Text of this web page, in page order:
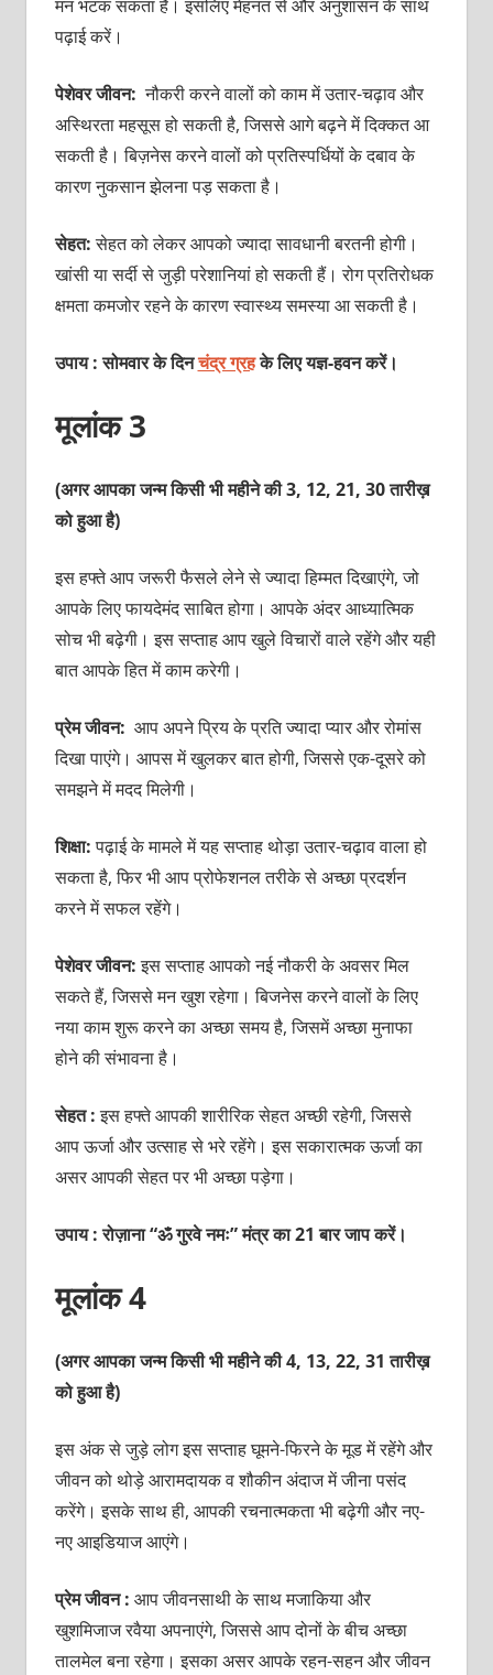
मन भटक सकता है। इसलिए मेहनत से और अनुशासन के साथ
पढ़ाई करें।
पेशेवर जीवन:नौकरी करने वालों को काम में उतार-चढ़ाव और
अस्थिरता महसूस हो सकती है, जिससे आगे बढ़ने में दिक्कत आ
सकती है। बिज़नेस करने वालों को प्रतिस्पर्धियों के दबाव के
कारण नुकसान झेलना पड़ सकता है।
सेहत:सेहत को लेकर आपको ज्यादा सावधानी बरतनी होगी।
खांसी या सर्दी से जुड़ी परेशानियां हो सकती हैं। रोग प्रतिरोधक
क्षमता कमजोर रहने के कारण स्वास्थ्य समस्या आ सकती है।
उपाय : सोमवार के दिनचंद्र ग्रहके लिए यज्ञ-हवन करें।
मूलांक 3
(अगर आपका जन्म किसी भी महीने की 3, 12, 21, 30 तारीख़
को हुआ है)
इस हफ्ते आप जरूरी फैसले लेने से ज्यादा हिम्मत दिखाएंगे, जो
आपके लिए फायदेमंद साबित होगा। आपके अंदर आध्यात्मिक
सोच भी बढ़ेगी। इस सप्ताह आप खुले विचारों वाले रहेंगे और यही
बात आपके हित में काम करेगी।
प्रेम जीवन: आप अपने प्रिय के प्रति ज्यादा प्यार और रोमांस
दिखा पाएंगे। आपस में खुलकर बात होगी, जिससे एक-दूसरे को
समझने में मदद मिलेगी।
शिक्षा:पढ़ाई के मामले में यह सप्ताह थोड़ा उतार-चढ़ाव वाला हो
सकता है, फिर भी आप प्रोफेशनल तरीके से अच्छा प्रदर्शन
करने में सफल रहेंगे।
पेशेवर जीवन:इस सप्ताह आपको नई नौकरी के अवसर मिल
सकते हैं, जिससे मन खुश रहेगा। बिजनेस करने वालों के लिए
नया काम शुरू करने का अच्छा समय है, जिसमें अच्छा मुनाफा
होने की संभावना है।
सेहत :इस हफ्ते आपकी शारीरिक सेहत अच्छी रहेगी, जिससे
आप ऊर्जा और उत्साह से भरे रहेंगे। इस सकारात्मक ऊर्जा का
असर आपकी सेहत पर भी अच्छा पड़ेगा।
उपाय : रोज़ाना “ॐ गुरवे नमः” मंत्र का 21 बार जाप करें।
मूलांक 4
(अगर आपका जन्म किसी भी महीने की 4, 13, 22, 31 तारीख़
को हुआ है)
इस अंक से जुड़े लोग इस सप्ताह घूमने-फिरने के मूड में रहेंगे और
जीवन को थोड़े आरामदायक व शौकीन अंदाज में जीना पसंद
करेंगे। इसके साथ ही, आपकी रचनात्मकता भी बढ़ेगी और नए-
नए आइडियाज आएंगे।
प्रेम जीवन : आप जीवनसाथी के साथ मजाकिया और
खुशमिजाज रवैया अपनाएंगे, जिससे आप दोनों के बीच अच्छा
तालमेल बना रहेगा। इसका असर आपके रहन-सहन और जीवन